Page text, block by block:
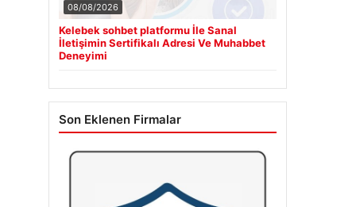
08/08/2026
Kelebek sohbet platformu İle Sanal
İletişimin Sertifikalı Adresi Ve Muhabbet
Deneyimi
Son Eklenen Firmalar